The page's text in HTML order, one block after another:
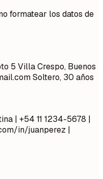
formatear los datos de
5 Villa Crespo, Buenos
Soltero, 30 años
| +54 11 1234-5678 |
in/juanperez |